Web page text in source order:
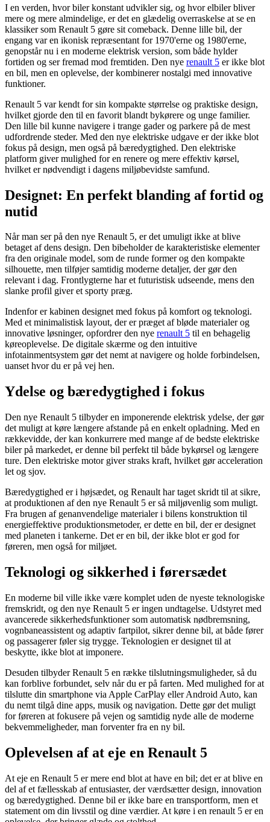
I en verden, hvor biler konstant udvikler sig, og hvor elbiler bliver
mere og mere almindelige, er det en glædelig overraskelse at se en
klassiker som Renault 5 gøre sit comeback. Denne lille bil, der
engang var en ikonisk repræsentant for 1970'erne og 1980'erne,
genopstår nu i en moderne elektrisk version, som både hylder
fortiden og ser fremad mod fremtiden. Den nye renault 5 er ikke blot
en bil, men en oplevelse, der kombinerer nostalgi med innovative
funktioner.
Renault 5 var kendt for sin kompakte størrelse og praktiske design,
hvilket gjorde den til en favorit blandt bykørere og unge familier.
Den lille bil kunne navigere i trange gader og parkere på de mest
udfordrende steder. Med den nye elektriske udgave er der ikke blot
fokus på design, men også på bæredygtighed. Den elektriske
platform giver mulighed for en renere og mere effektiv kørsel,
hvilket er nødvendigt i dagens miljøbevidste samfund.
Designet: En perfekt blanding af fortid og
nutid
Når man ser på den nye Renault 5, er det umuligt ikke at blive
betaget af dens design. Den bibeholder de karakteristiske elementer
fra den originale model, som de runde former og den kompakte
silhouette, men tilføjer samtidig moderne detaljer, der gør den
relevant i dag. Frontlygterne har et futuristisk udseende, mens den
slanke profil giver et sporty præg.
Indenfor er kabinen designet med fokus på komfort og teknologi.
Med et minimalistisk layout, der er præget af bløde materialer og
innovative løsninger, opfordrer den nye renault 5 til en behagelig
køreoplevelse. De digitale skærme og den intuitive
infotainmentsystem gør det nemt at navigere og holde forbindelsen,
uanset hvor du er på vej hen.
Ydelse og bæredygtighed i fokus
Den nye Renault 5 tilbyder en imponerende elektrisk ydelse, der gør
det muligt at køre længere afstande på en enkelt opladning. Med en
rækkevidde, der kan konkurrere med mange af de bedste elektriske
biler på markedet, er denne bil perfekt til både bykørsel og længere
ture. Den elektriske motor giver straks kraft, hvilket gør acceleration
let og sjov.
Bæredygtighed er i højsædet, og Renault har taget skridt til at sikre,
at produktionen af den nye Renault 5 er så miljøvenlig som muligt.
Fra brugen af genanvendelige materialer i bilens konstruktion til
energieffektive produktionsmetoder, er dette en bil, der er designet
med planeten i tankerne. Det er en bil, der ikke blot er god for
føreren, men også for miljøet.
Teknologi og sikkerhed i førersædet
En moderne bil ville ikke være komplet uden de nyeste teknologiske
fremskridt, og den nye Renault 5 er ingen undtagelse. Udstyret med
avancerede sikkerhedsfunktioner som automatisk nødbremsning,
vognbaneassistent og adaptiv fartpilot, sikrer denne bil, at både fører
og passagerer føler sig trygge. Teknologien er designet til at
beskytte, ikke blot at imponere.
Desuden tilbyder Renault 5 en række tilslutningsmuligheder, så du
kan forblive forbundet, selv når du er på farten. Med mulighed for at
tilslutte din smartphone via Apple CarPlay eller Android Auto, kan
du nemt tilgå dine apps, musik og navigation. Dette gør det muligt
for føreren at fokusere på vejen og samtidig nyde alle de moderne
bekvemmeligheder, man forventer fra en ny bil.
Oplevelsen af at eje en Renault 5
At eje en Renault 5 er mere end blot at have en bil; det er at blive en
del af et fællesskab af entusiaster, der værdsætter design, innovation
og bæredygtighed. Denne bil er ikke bare en transportform, men et
statement om din livsstil og dine værdier. At køre i en renault 5 er en